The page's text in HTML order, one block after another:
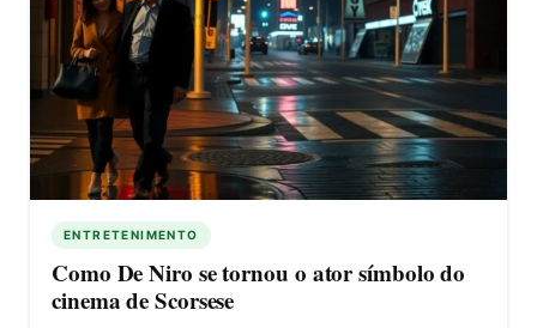
ENTRETENIMENTO
Como De Niro se tornou o ator símbolo do
cinema de Scorsese